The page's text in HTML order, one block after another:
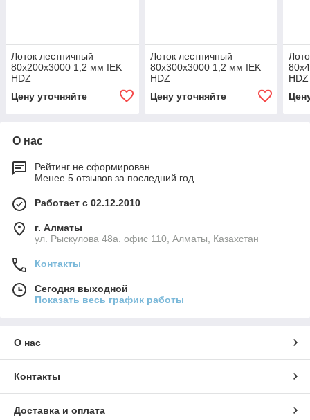
Лоток лестничный
80х200х3000 1,2 мм IEK
HDZ
Цену уточняйте
Лоток лестничный
80х300х3000 1,2 мм IEK
HDZ
Цену уточняйте
HDZ
О нас
Рейтинг не сформирован
Менее 5 отзывов за последний год
Работает с 02.12.2010
г. Алматы
ул. Рыскулова 48а. офис 110, Алматы, Казахстан
Контакты
Сегодня выходной
Показать весь график работы
О нас
Контакты
Доставка и оплата